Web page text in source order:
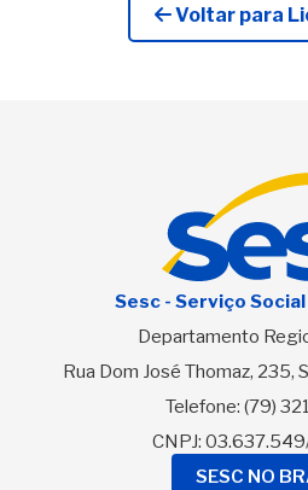
Voltar para
Sesc - Serviço
Departamento
Rua Dom José Thomaz, 235,
Telefone: (79)
CNPJ:
SESC NO